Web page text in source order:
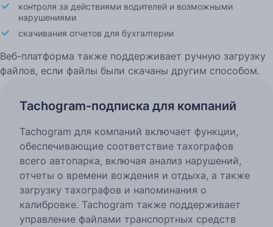
контроля за действиями водителей и возможными
нарушениями
скачивания отчетов для бухгалтерии
Веб-платформа также поддерживает ручную загрузку
файлов, если файлы были скачаны другим способом.
Tachogram-подписка для компаний
Tachogram для компаний включает функции,
обеспечивающие соответствие тахографов
всего автопарка, включая анализ нарушений,
отчеты о времени вождения и отдыха, а также
загрузку тахографов и напоминания о
калибровке. Tachogram также поддерживает
управление файлами транспортных средств